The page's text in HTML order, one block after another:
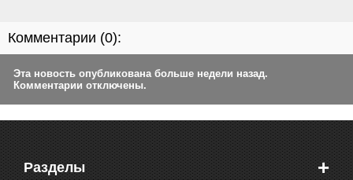
Комментарии (0):
Эта новость опубликована больше недели назад.
Комментарии отключены.
Разделы +